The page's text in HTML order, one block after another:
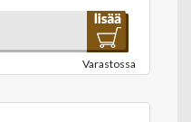
Varastossa